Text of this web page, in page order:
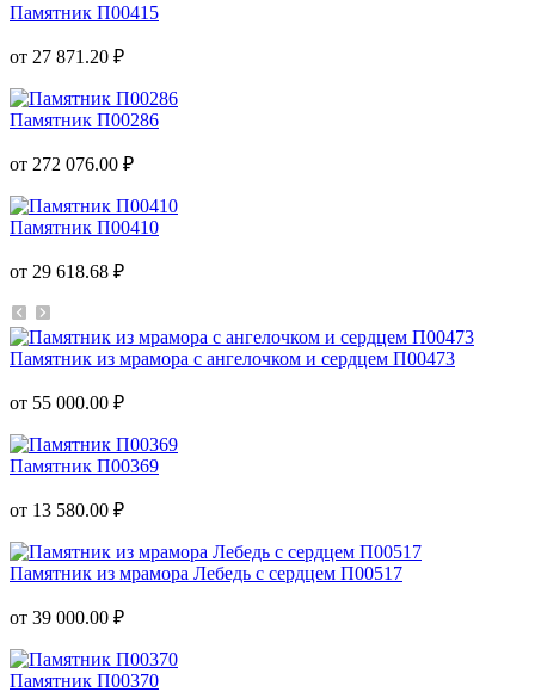
Памятник П00415
от 27 871.20 ₽
Памятник П00286
от 272 076.00 ₽
Памятник П00410
от 29 618.68 ₽
Памятник из мрамора с ангелочком и сердцем П00473
от 55 000.00 ₽
Памятник П00369
от 13 580.00 ₽
Памятник из мрамора Лебедь с сердцем П00517
от 39 000.00 ₽
Памятник П00370